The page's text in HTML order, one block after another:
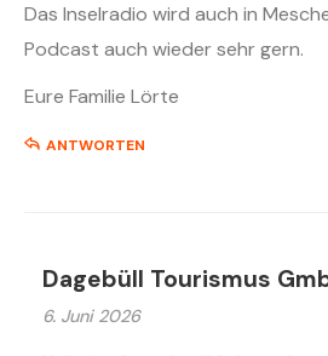
Das Inselradio wird auch in
Podcast auch wieder sehr gern.
Eure Familie Lörte
ANTWORTEN
Dagebüll Tourismus
6. Juni 2026